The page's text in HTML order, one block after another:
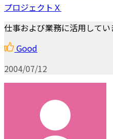
プロジェクトＸ
仕事および業務に活用してい
Good
2004/07/12